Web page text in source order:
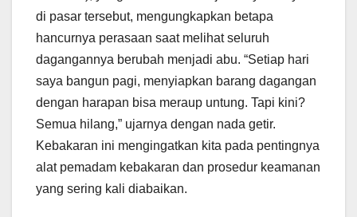
di pasar tersebut, mengungkapkan betapa
hancurnya perasaan saat melihat seluruh
dagangannya berubah menjadi abu. “Setiap hari
saya bangun pagi, menyiapkan barang dagangan
dengan harapan bisa meraup untung. Tapi kini?
Semua hilang,” ujarnya dengan nada getir.
Kebakaran ini mengingatkan kita pada pentingnya
alat pemadam kebakaran dan prosedur keamanan
yang sering kali diabaikan.